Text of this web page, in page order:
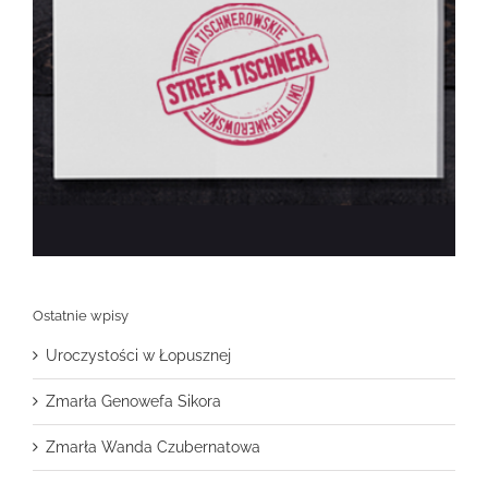
Ostatnie wpisy
Uroczystości w Łopusznej
Zmarła Genowefa Sikora
Zmarła Wanda Czubernatowa